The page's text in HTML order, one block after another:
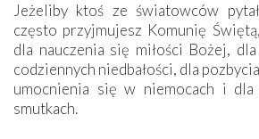
Jeżeliby ktoś ze światowców
często przyjmujesz Komunię
dla nauczenia się miłości Bożej,
codziennych niedbałości, dla
umocnienia się w niemocach i
smutkach.